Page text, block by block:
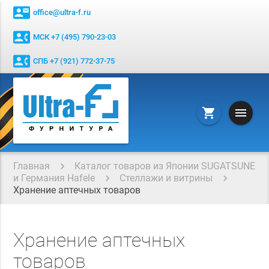
contact_mail office@ultra-f.ru
contact_phone МСК +7 (495) 790-23-03
contact_phone СПБ +7 (921) 772-37-75
shopping_cart menu
Главная
Каталог товаров из Японии SUGATSUNE
и Германия Hafele
Стеллажи и витрины
Хранение аптечных товаров
Хранение аптечных
товаров